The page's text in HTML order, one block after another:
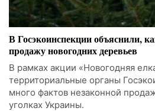
В Госэкоинспекции объяснили,
продажу новогодних деревьев
В рамках акции «Новогодняя
территориальные органы
много фактов незаконной
уголках Украины.